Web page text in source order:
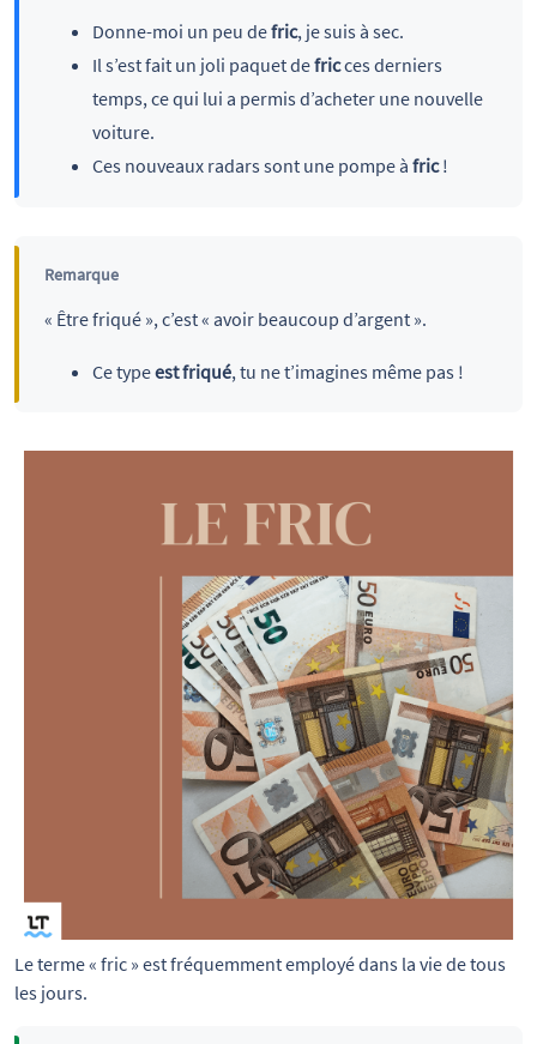
Donne-moi un peu defric, je suis à sec.
Il s’est fait un joli paquet defricces derniers
temps, ce qui lui a permis d’acheter une nouvelle
voiture.
Ces nouveaux radars sont une pompe à fric!
Remarque
« Être friqué », c’est « avoir beaucoup d’argent ».
Ce typeest friqué, tu ne t’imagines même pas !
Le terme « fric » est fréquemment employé dans la vie de tous
les jours.